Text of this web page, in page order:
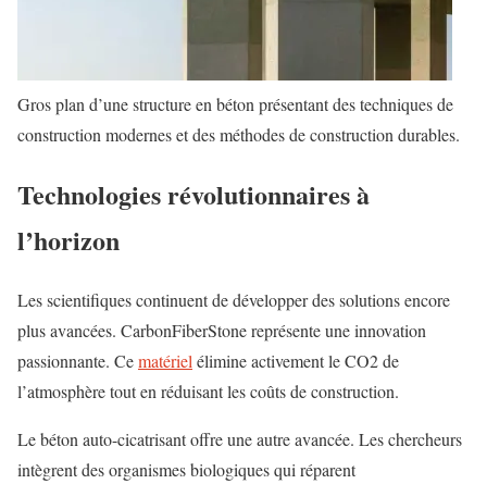
Gros plan d’une structure en béton présentant des techniques de
construction modernes et des méthodes de construction durables.
Technologies révolutionnaires à
l’horizon
Les scientifiques continuent de développer des solutions encore
plus avancées. CarbonFiberStone représente une innovation
passionnante. Cematériel élimine activement le CO2 de
l’atmosphère tout en réduisant les coûts de construction.
Le béton auto-cicatrisant offre une autre avancée. Les chercheurs
intègrent des organismes biologiques qui réparent